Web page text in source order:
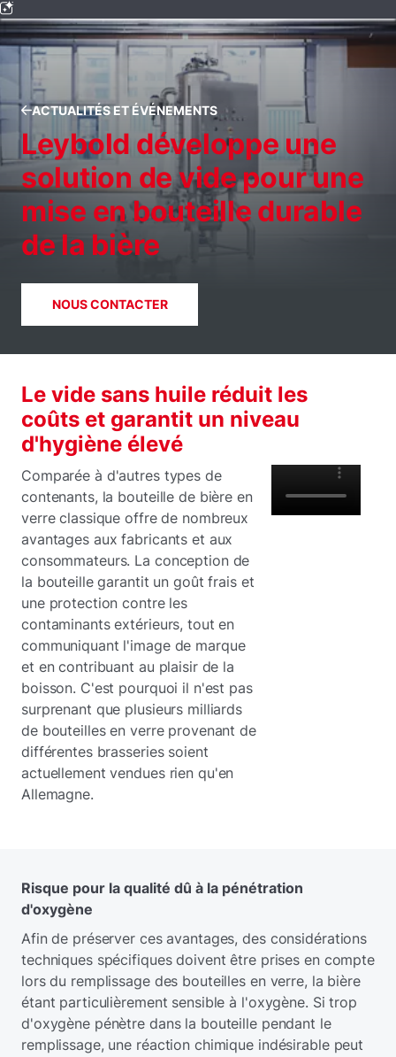
ACTUALITÉS ET ÉVÉNEMENTS
Leybold développe une
solution de vide pour une
mise en bouteille durable
de la bière
NOUS CONTACTER
Le vide sans huile réduit les
coûts et garantit un niveau
d'hygiène élevé
Comparée à d'autres types de
contenants, la bouteille de bière en
verre classique offre de nombreux
avantages aux fabricants et aux
consommateurs. La conception de
la bouteille garantit un goût frais et
une protection contre les
contaminants extérieurs, tout en
communiquant l'image de marque
et en contribuant au plaisir de la
boisson. C'est pourquoi il n'est pas
surprenant que plusieurs milliards
de bouteilles en verre provenant de
différentes brasseries soient
actuellement vendues rien qu'en
Allemagne.
Risque pour la qualité dû à la pénétration
d'oxygène
Afin de préserver ces avantages, des considérations
techniques spécifiques doivent être prises en compte
lors du remplissage des bouteilles en verre, la bière
étant particulièrement sensible à l'oxygène. Si trop
d'oxygène pénètre dans la bouteille pendant le
remplissage, une réaction chimique indésirable peut